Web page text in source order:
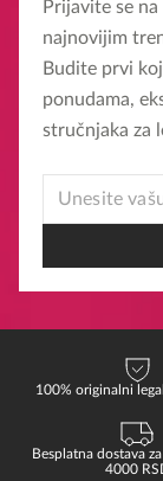
Prijavite se
najnovijim
Budite prvi
ponudama,
stručnjaka za
EMAIL
100% originalni
Besplatna dostava
4000